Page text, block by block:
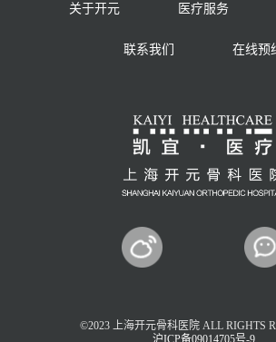
关于开元 医疗服务
联系我们 在线预
©2023 上海开元骨科医院 ALL RIGHTS
沪ICP备09014705号-9